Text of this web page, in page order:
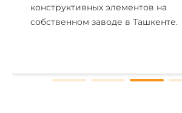
конструктивных элементов на
собственном заводе в Ташкенте.